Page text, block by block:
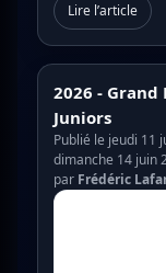
Lire l’article
2026 -
Juniors
Publié le jeudi 11
dimanche 14 juin
par Frédéric